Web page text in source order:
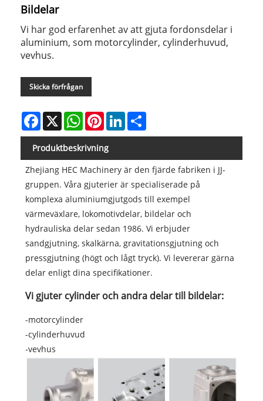
Bildelar
Vi har god erfarenhet av att gjuta fordonsdelar i
aluminium, som motorcylinder, cylinderhuvud,
vevhus.
Skicka förfrågan
Facebook
X WhatsAppPinterestLinkedIn
Produktbeskrivning
Zhejiang HEC Machinery är den fjärde fabriken i JJ-
gruppen. Våra gjuterier är specialiserade på
komplexa aluminiumgjutgods till exempel
värmeväxlare, lokomotivdelar, bildelar och
hydrauliska delar sedan 1986. Vi erbjuder
sandgjutning, skalkärna, gravitationsgjutning och
pressgjutning (högt och lågt tryck). Vi levererar gärna
delar enligt dina specifikationer.
Vi gjuter cylinder och andra delar till bildelar:
-motorcylinder
-cylinderhuvud
-vevhus